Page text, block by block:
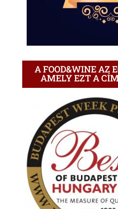
A FOOD&WINE AZ
AMELY EZT A